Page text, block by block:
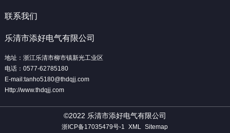
联系我们
乐清市添好电气有限公司
地址：浙江乐清市柳市镇新光工业区
电话：0577-62785180
E-mail:tanho5180@thdqjj.com
Http://www.thdqjj.com
©2022 乐清市添好电气有限公司
浙ICP备17035479号-1 XML Sitemap